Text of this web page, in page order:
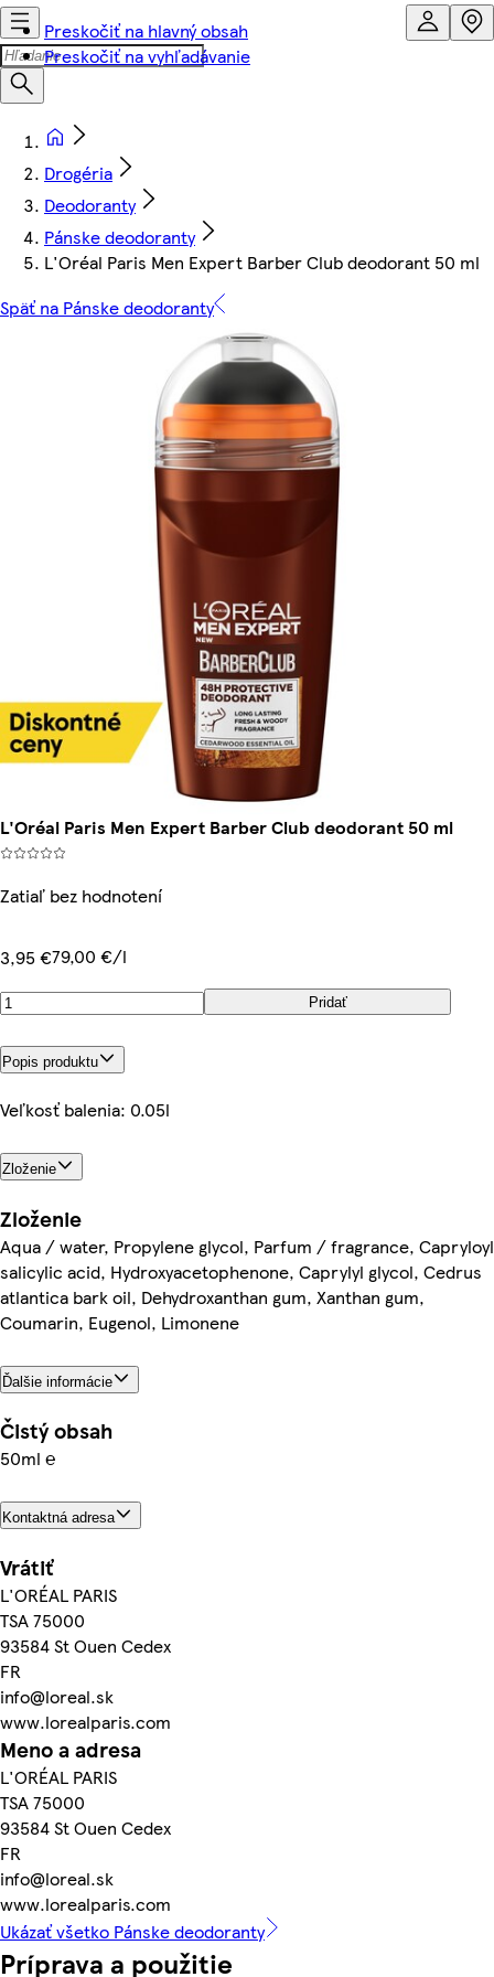
Preskočiť na hlavný obsah
Preskočiť na vyhľadávanie
Drogéria
Deodoranty
Pánske deodoranty
L'Oréal Paris Men Expert Barber Club deodorant 50 ml
Späť na Pánske deodoranty
L'Oréal Paris Men Expert Barber Club deodorant 50 ml
Zatiaľ bez hodnotení
3,95 €79,00 €/l
Pridať
Popis produktu
Veľkosť balenia: 0.05l
Zloženie
Zloženie
Aqua / water, Propylene glycol, Parfum / fragrance, Capryloyl
salicylic acid, Hydroxyacetophenone, Caprylyl glycol, Cedrus
atlantica bark oil, Dehydroxanthan gum, Xanthan gum,
Coumarin, Eugenol, Limonene
Ďalšie informácie
Čistý obsah
50ml ℮
Kontaktná adresa
Vrátiť
L'ORÉAL PARIS
TSA 75000
93584 St Ouen Cedex
FR
info@loreal.sk
www.lorealparis.com
Meno a adresa
L'ORÉAL PARIS
TSA 75000
93584 St Ouen Cedex
FR
info@loreal.sk
www.lorealparis.com
Ukázať všetko Pánske deodoranty
Príprava a použitie